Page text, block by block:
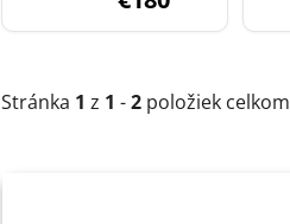
Stránka 1 z 1 -2 položiek celkom